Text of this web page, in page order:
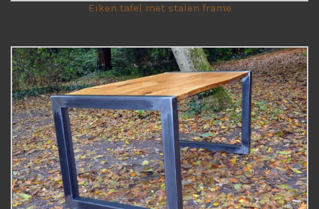
Eiken tafel met stalen frame